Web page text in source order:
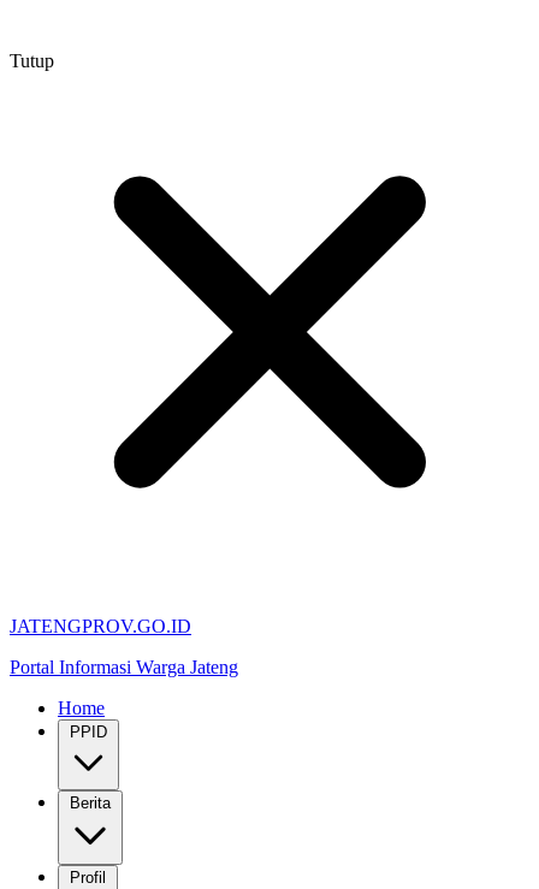
Tutup
JATENGPROV.GO.ID
Portal Informasi Warga Jateng
Home
PPID
Berita
Profil